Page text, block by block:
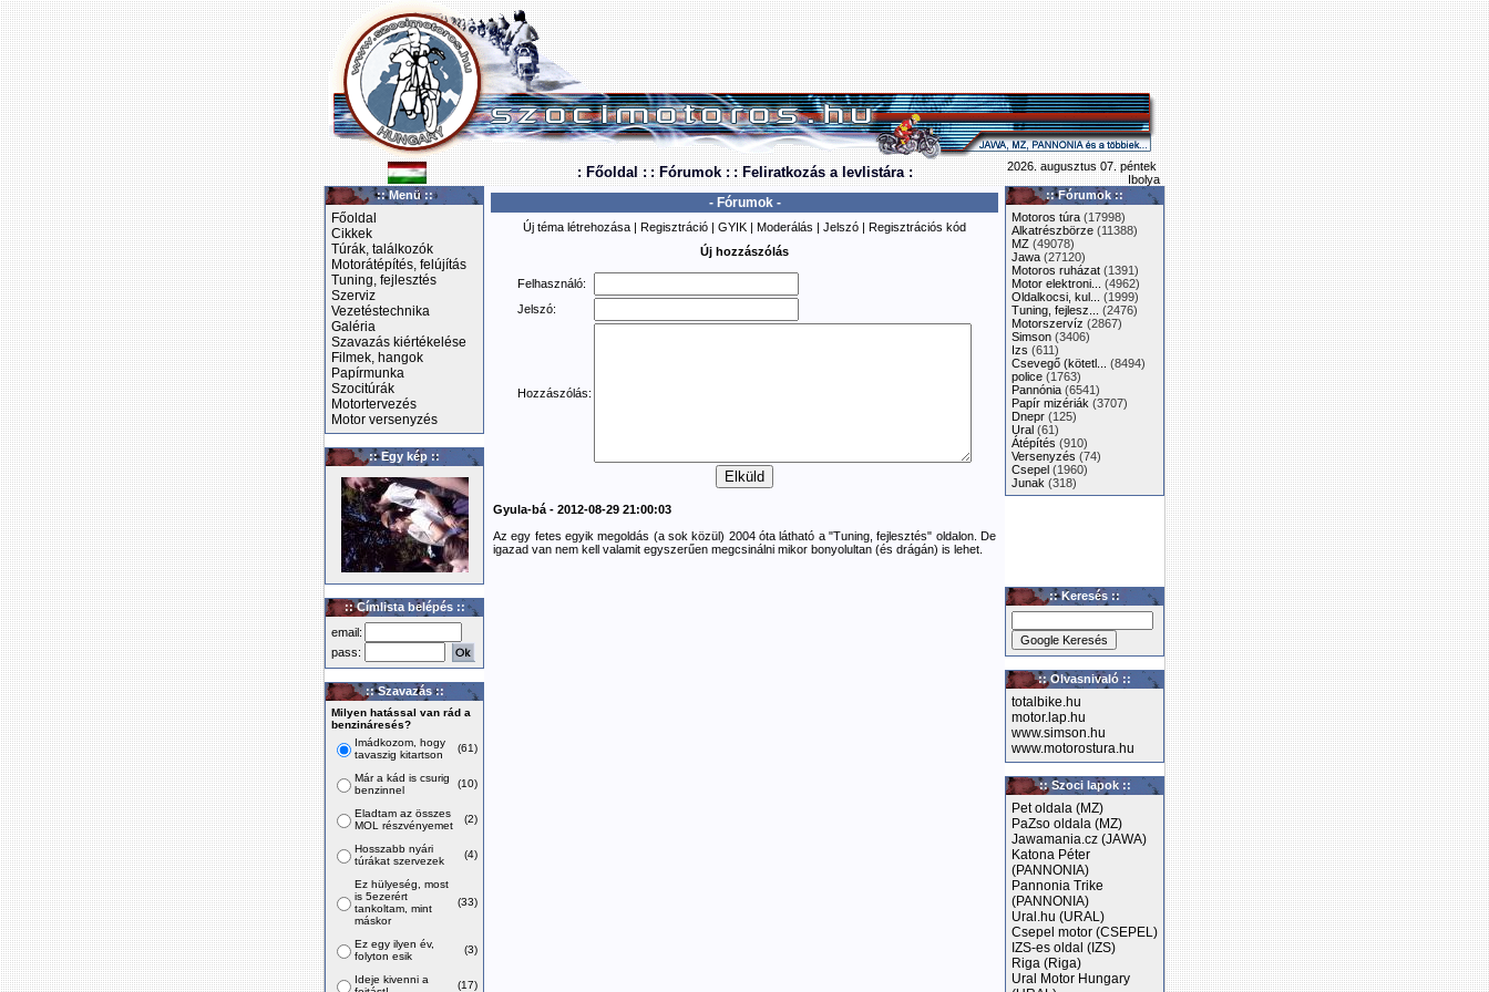
: Főoldal : : Fórumok : : Feliratkozás a levlistára :
2026. augusztus 07. péntek
Ibolya
:: Menü ::
Főoldal
Cikkek
Túrák, találkozók
Motorátépítés, felújítás
Tuning, fejlesztés
Szerviz
Vezetéstechnika
Galéria
Szavazás kiértékelése
Filmek, hangok
Papírmunka
Szocitúrák
Motortervezés
Motor versenyzés
:: Egy kép ::
:: Címlista belépés ::
email:
pass:
:: Szavazás ::
Milyen hatással van rád a
benzináresés?
Imádkozom, hogy
tavaszig kitartson
(61)
Már a kád is csurig
benzinnel
(10)
Eladtam az összes
MOL részvényemet
(2)
Hosszabb nyári
túrákat szervezek
(4)
Ez hülyeség, most
is 5ezerért
tankoltam, mint
máskor
(33)
Ez egy ilyen év,
folyton esik
(3)
Ideje kivenni a
(17)
- Fórumok -
Új téma létrehozása | Regisztráció | GYIK | Moderálás | Jelszó | Regisztrációs kód
Új hozzászólás
Felhasználó:
Jelszó:
Hozzászólás:
Gyula-bá - 2012-08-29 21:00:03
Az egy fetes egyik megoldás (a sok közül) 2004 óta látható a "Tuning, fejlesztés" oldalon. De
igazad van nem kell valamit egyszerűen megcsinálni mikor bonyolultan (és drágán) is lehet.
:: Fórumok ::
Motoros túra (17998)
Alkatrészbörze (11388)
MZ (49078)
Jawa (27120)
Motoros ruházat (1391)
Motor elektroni...
(4962)
Oldalkocsi, kul...
(1999)
Tuning, fejlesz...
(2476)
Motorszervíz (2867)
Simson (3406)
Izs (611)
Csevegő (kötetl...
(8494)
police (1763)
Pannónia (6541)
Papír mizériák (3707)
Dnepr (125)
Ural (61)
Átépítés (910)
Versenyzés (74)
Csepel (1960)
Junak (318)
:: Keresés ::
:: Olvasnivaló ::
totalbike.hu
motor.lap.hu
www.simson.hu
www.motorostura.hu
:: Szoci lapok ::
Pet oldala (MZ)
PaZso oldala (MZ)
Jawamania.cz (JAWA)
Katona Péter
(PANNONIA)
Pannonia Trike
(PANNONIA)
Ural.hu (URAL)
Csepel motor (CSEPEL)
IZS-es oldal (IZS)
Riga (Riga)
Ural Motor Hungary